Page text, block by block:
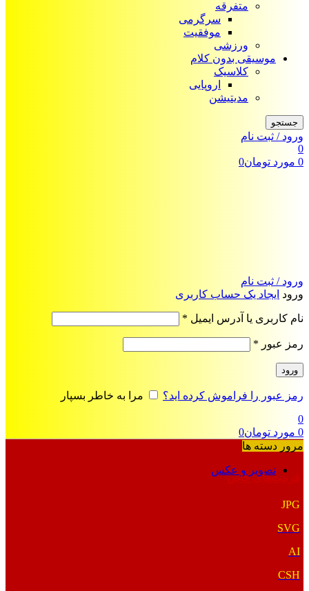
متفرقه
سرگرمی
موفقیت
ورزشی
موسیقی بدون کلام
کلاسیک
اروپایی
مدیتیشن
جستجو
ورود / ثبت نام
0
0 مورد تومان0
ورود / ثبت نام
ورود ایجاد یک حساب کاربری
نام کاربری یا آدرس ایمیل *
رمز عبور *
ورود
رمز عبور را فراموش کرده اید؟
مرا به خاطر بسپار
0
0 مورد تومان0
مرور دسته ها
تصویر و عکس
فرمت‌های خاص
JPG
SVG
AI
CSH